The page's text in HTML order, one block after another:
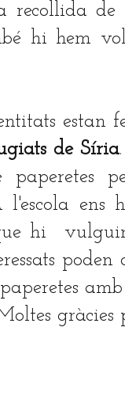
recollida de
hi hem
estan
de Síria
l'escola ens
que hi
gràcies